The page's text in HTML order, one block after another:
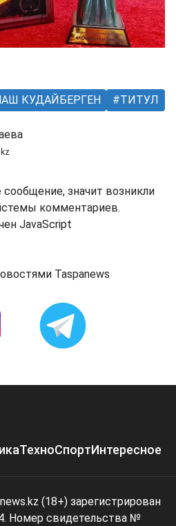
КУДАЙБЕРГЕН ТИТУЛ
значит возникли
комментариев.
JavaScript
Taspanews
ТехноСпортИнтересное
(18+) зарегистрирован
Номер свидетельства №